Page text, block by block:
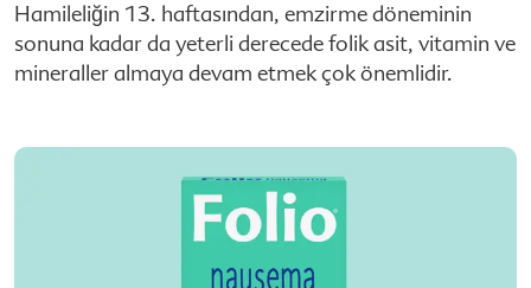
Hamileliğin 13. haftasından, emzirme döneminin
sonuna kadar da yeterli derecede folik asit, vitamin ve
mineraller almaya devam etmek çok önemlidir.